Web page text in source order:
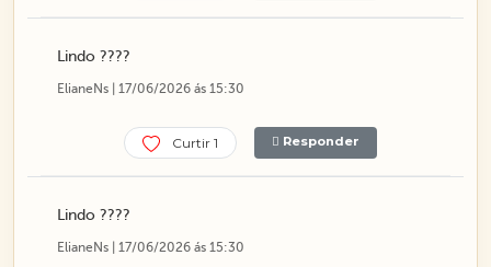
Lindo ????
ElianeNs | 17/06/2026 ás 15:30
Curtir 1 Responder
Lindo ????
ElianeNs | 17/06/2026 ás 15:30